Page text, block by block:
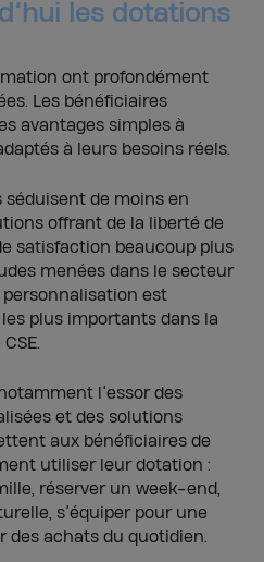
les dotations
ont profondément
Les bénéficiaires
avantages simples à
à leurs besoins réels.
séduisent de moins en
offrant de la liberté de
satisfaction beaucoup plus
menées dans le secteur
personnalisation est
plus importants dans la
l’essor des
et des solutions
aux bénéficiaires de
utiliser leur dotation :
réserver un week-end,
s’équiper pour une
des achats du quotidien.